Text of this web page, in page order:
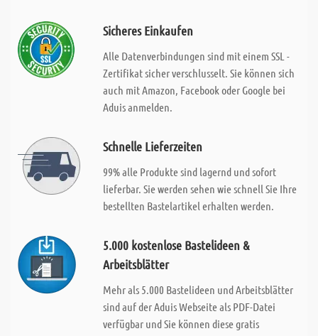
Sicheres Einkaufen
Alle Datenverbindungen sind mit einem SSL -
Zertifikat sicher verschlusselt. Sie können sich
auch mit Amazon, Facebook oder Google bei
Aduis anmelden.
Schnelle Lieferzeiten
99% alle Produkte sind lagernd und sofort
lieferbar. Sie werden sehen wie schnell Sie Ihre
bestellten Bastelartikel erhalten werden.
5.000 kostenlose Bastelideen &
Arbeitsblätter
Mehr als 5.000 Bastelideen und Arbeitsblätter
sind auf der Aduis Webseite als PDF-Datei
verfügbar und Sie können diese gratis